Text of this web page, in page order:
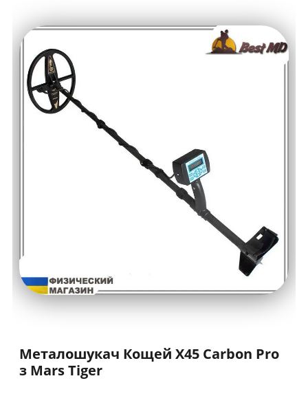
Металошукач Кощей X45 Carbon Pro
з Mars Tiger